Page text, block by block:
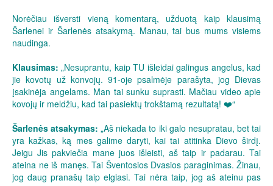
Norėčiau išversti vieną komentarą, užduotą kaip klausimą
Šarlenei ir Šarlenės atsakymą. Manau, tai bus mums visiems
naudinga.
Klausimas: „Nesuprantu, kaip TU išleidai galingus angelus, kad
jie kovotų už konvojų. 91-oje psalmėje parašyta, jog Dievas
įsakinėja angelams. Man tai sunku suprasti. Mačiau video apie
kovojų ir meldžiu, kad tai pasiektų trokštamą rezultatą! ❤️“
Šarlenės atsakymas: „Aš niekada to iki galo nesupratau, bet tai
yra kažkas, ką mes galime daryti, kai tai atitinka Dievo širdį.
Jeigu Jis pakviečia mane juos išleisti, aš taip ir padarau. Tai
ateina ne iš manęs. Tai Šventosios Dvasios paraginimas. Žinau,
jog daug pranašų taip elgiasi. Tai nėra taip, jog aš ateinu pas